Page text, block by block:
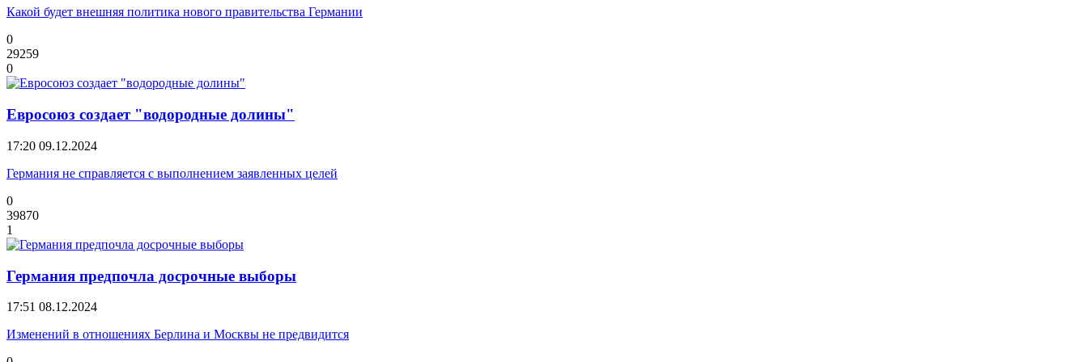
Какой будет внешняя политика нового правительства Германии
0
29259
0
Евросоюз создает "водородные долины"
17:20 09.12.2024
Германия не справляется с выполнением заявленных целей
0
39870
1
Германия предпочла досрочные выборы
17:51 08.12.2024
Изменений в отношениях Берлина и Москвы не предвидится